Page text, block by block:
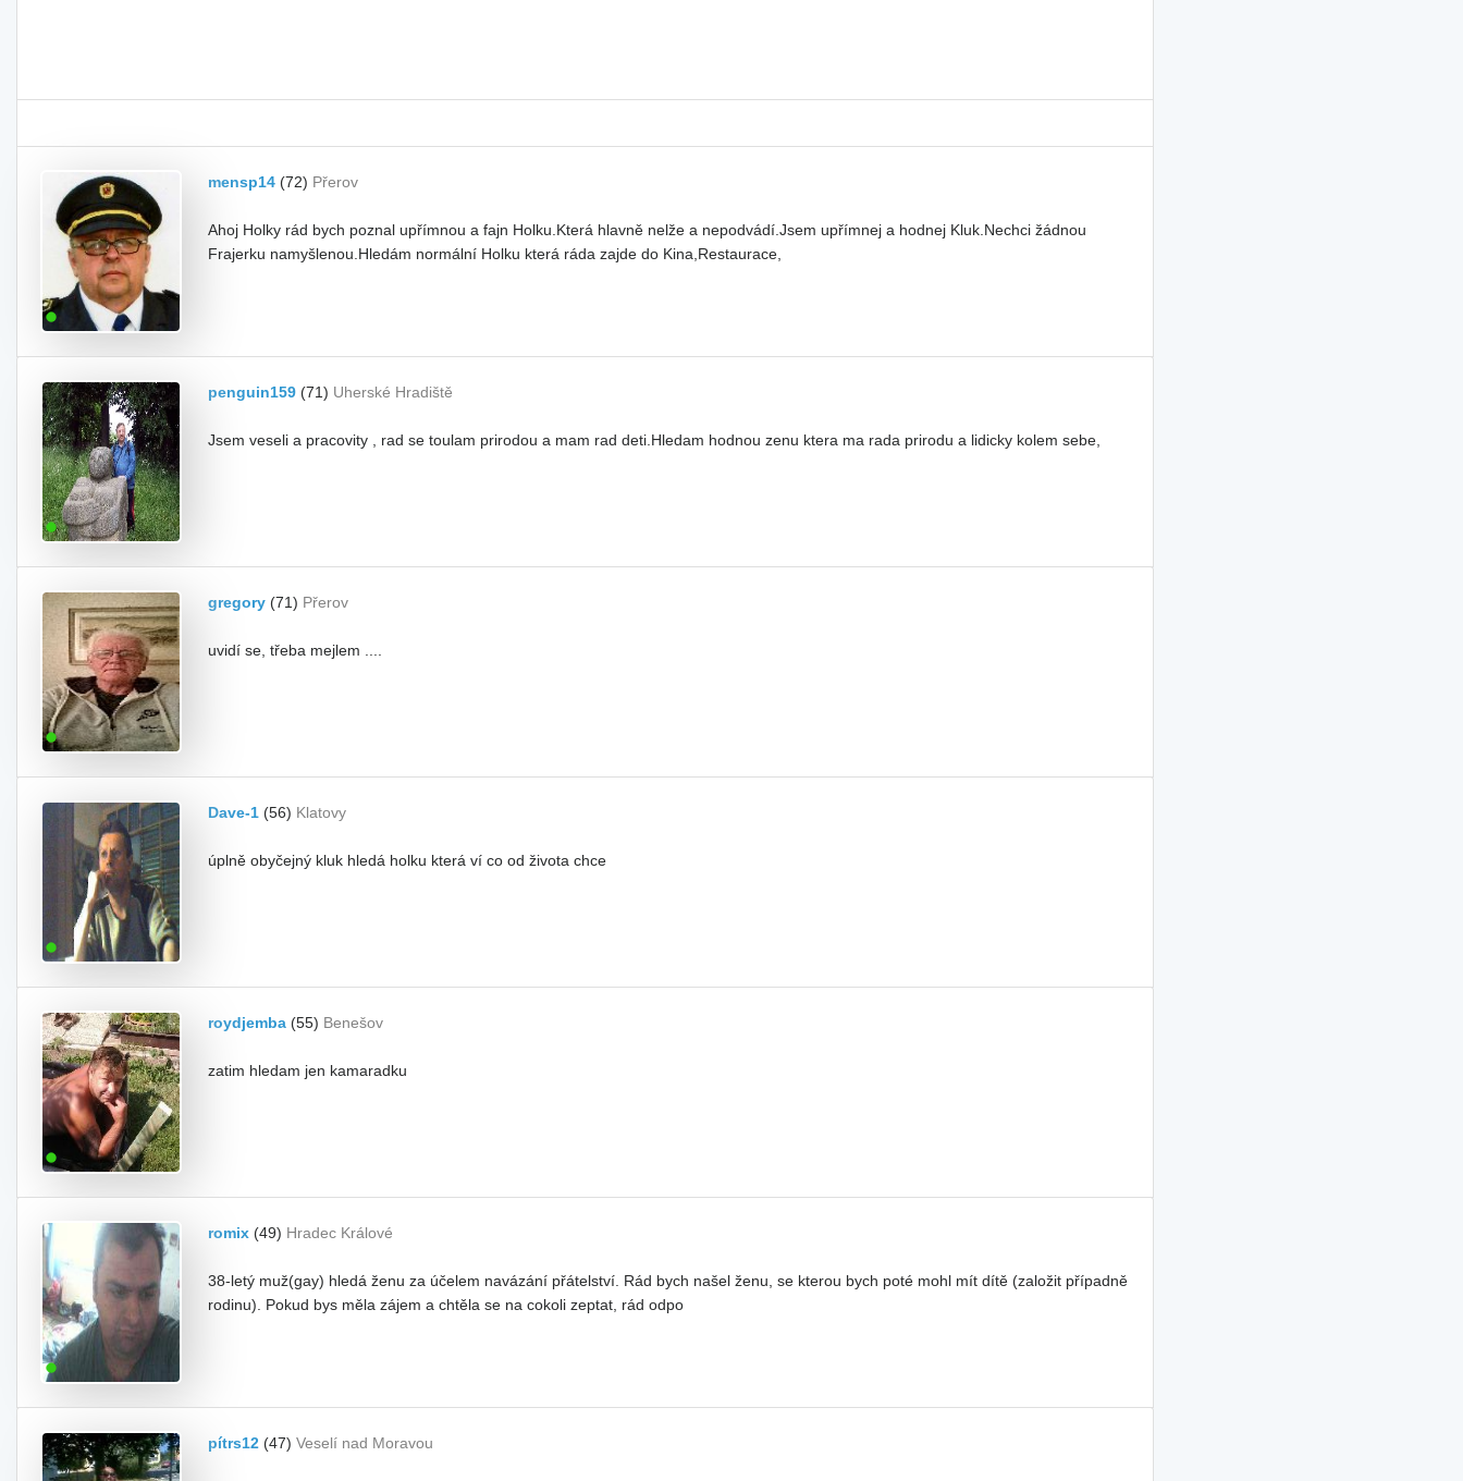
mensp14 (72) Přerov
Ahoj Holky rád bych poznal upřímnou a fajn Holku.Která hlavně nelže a nepodvádí.Jsem upřímnej a hodnej Kluk.Nechci žádnou
Frajerku namyšlenou.Hledám normální Holku která ráda zajde do Kina,Restaurace,
penguin159 (71) Uherské Hradiště
Jsem veseli a pracovity , rad se toulam prirodou a mam rad deti.Hledam hodnou zenu ktera ma rada prirodu a lidicky kolem sebe,
gregory (71) Přerov
uvidí se, třeba mejlem ....
Dave-1 (56) Klatovy
úplně obyčejný kluk hledá holku která ví co od života chce
roydjemba (55) Benešov
zatim hledam jen kamaradku
romix (49) Hradec Králové
38-letý muž(gay) hledá ženu za účelem navázání přátelství. Rád bych našel ženu, se kterou bych poté mohl mít dítě (založit případně
rodinu). Pokud bys měla zájem a chtěla se na cokoli zeptat, rád odpo
pítrs12 (47) Veselí nad Moravou